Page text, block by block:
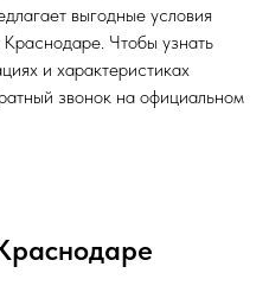
выгодные условия
Чтобы узнать
и характеристиках
звонок на официальном